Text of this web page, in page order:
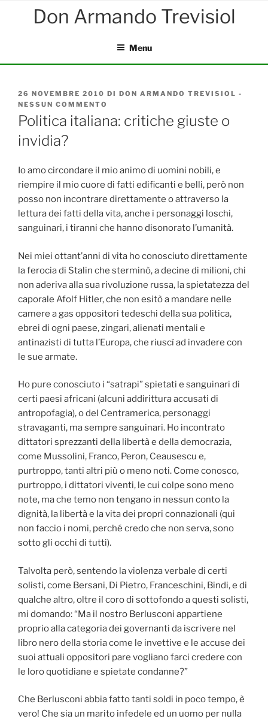
Menu
PUBBLICATO
IL
26 NOVEMBRE 2010 DI DON ARMANDO TREVISIOL -
NESSUN COMMENTO
POLITICA
ITALIANA:
INVIDIA?
Politica italiana: critiche giuste o
invidia?
Io amo circondare il mio animo di uomini nobili, e
riempire il mio cuore di fatti edificanti e belli, però non
posso non incontrare direttamente o attraverso la
lettura dei fatti della vita, anche i personaggi loschi,
sanguinari, i tiranni che hanno disonorato l’umanità.
Nei miei ottant’anni di vita ho conosciuto direttamente
la ferocia di Stalin che sterminò, a decine di milioni, chi
non aderiva alla sua rivoluzione russa, la spietatezza del
caporale Afolf Hitler, che non esitò a mandare nelle
camere a gas oppositori tedeschi della sua politica,
ebrei di ogni paese, zingari, alienati mentali e
antinazisti di tutta l’Europa, che riuscì ad invadere con
le sue armate.
Ho pure conosciuto i “satrapi” spietati e sanguinari di
certi paesi africani (alcuni addirittura accusati di
antropofagia), o del Centramerica, personaggi
stravaganti, ma sempre sanguinari. Ho incontrato
dittatori sprezzanti della libertà e della democrazia,
come Mussolini, Franco, Peron, Ceausescu e,
purtroppo, tanti altri più o meno noti. Come conosco,
purtroppo, i dittatori viventi, le cui colpe sono meno
note, ma che temo non tengano in nessun conto la
dignità, la libertà e la vita dei propri connazionali (qui
non faccio i nomi, perché credo che non serva, sono
sotto gli occhi di tutti).
Talvolta però, sentendo la violenza verbale di certi
solisti, come Bersani, Di Pietro, Franceschini, Bindi, e di
qualche altro, oltre il coro di sottofondo a questi solisti,
mi domando: “Ma il nostro Berlusconi appartiene
proprio alla categoria dei governanti da iscrivere nel
libro nero della storia come le invettive e le accuse dei
suoi attuali oppositori pare vogliano farci credere con
le loro quotidiane e spietate condanne?”
Che Berlusconi abbia fatto tanti soldi in poco tempo, è
vero! Che sia un marito infedele ed un uomo per nulla